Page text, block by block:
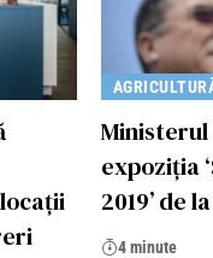
expoziţia
2019’ de
4 minute